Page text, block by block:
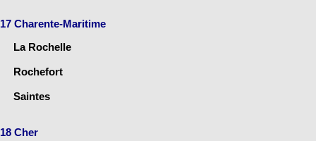
17 Charente-Maritime
La Rochelle
Rochefort
Saintes
18 Cher